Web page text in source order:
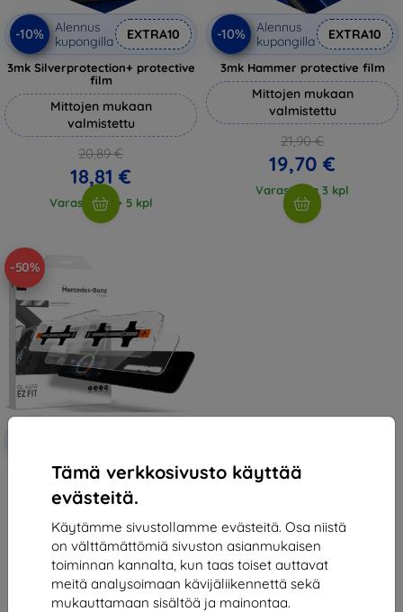
Tämä verkkosivusto käyttää
evästeitä.
Käytämme sivustollamme evästeitä. Osa niistä
on välttämättömiä sivuston asianmukaisen
toiminnan kannalta, kun taas toiset auttavat
meitä analysoimaan kävijäliikennettä sekä
mukauttamaan sisältöä ja mainontaa.
-10%
Alennus
kupongilla
EXTRA10
3mk Silverprotection+ protective
film
Mittojen mukaan
valmistettu
20,89 €
18,81 €
Varastossa > 5 kpl
-10%
Alennus
kupongilla
EXTRA10
3mk Hammer protective film
Mittojen mukaan
valmistettu
21,90 €
19,70 €
Varastossa 3 kpl
-50%
Spigen Mercedes Benz EZ Fit
heijastuksenestonsuojakalvo (E-
Class(2021/2020)) (Vasen 1 kpl +
Oikea 1 kpl) (AGL03149)
95,90 €
47,60 €
Viimeinen kappale varastossa